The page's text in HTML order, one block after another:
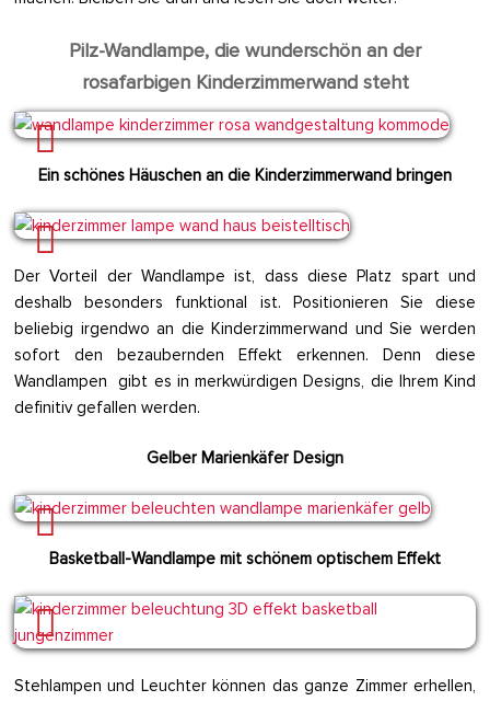
Pilz-Wandlampe, die wunderschön an der
rosafarbigen Kinderzimmerwand steht
Ein schönes Häuschen an die Kinderzimmerwand bringen
Der Vorteil der Wandlampe ist, dass diese Platz spart und
deshalb besonders funktional ist. Positionieren Sie diese
beliebig irgendwo an die Kinderzimmerwand und Sie werden
sofort den bezaubernden Effekt erkennen. Denn diese
Wandlampen gibt es in merkwürdigen Designs, die Ihrem Kind
definitiv gefallen werden.
Gelber Marienkäfer Design
Basketball-Wandlampe mit schönem optischem Effekt
Stehlampen und Leuchter können das ganze Zimmer erhellen,